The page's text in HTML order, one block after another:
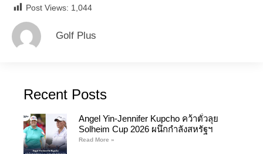
Post Views: 1,044
Golf Plus
Recent Posts
Angel Yin-Jennifer Kupcho คว้าตั๋วลุย
Solheim Cup 2026 ผนึกกำลังสหรัฐฯ
Read More »